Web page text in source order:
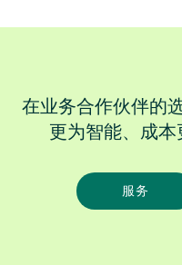
在业务合作伙伴的
更为智能、成
服务